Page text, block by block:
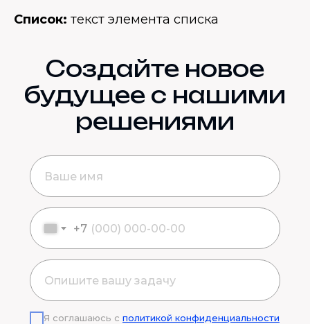
Список: текст элемента списка
Создайте новое
будущее с нашими
решениями
+7
Я соглашаюсь с политикой конфиденциальности